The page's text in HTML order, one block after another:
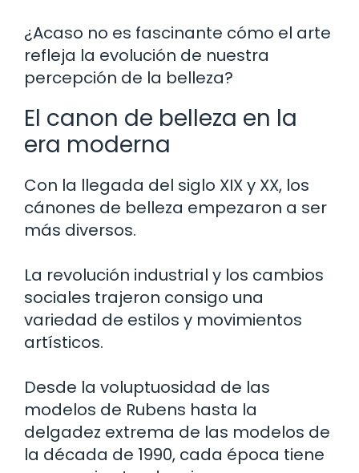
¿Acaso no es fascinante cómo el arte
refleja la evolución de nuestra
percepción de la belleza?
El canon de belleza en la
era moderna
Con la llegada del siglo XIX y XX, los
cánones de belleza empezaron a ser
más diversos.
La revolución industrial y los cambios
sociales trajeron consigo una
variedad de estilos y movimientos
artísticos.
Desde la voluptuosidad de las
modelos de Rubens hasta la
delgadez extrema de las modelos de
la década de 1990, cada época tiene